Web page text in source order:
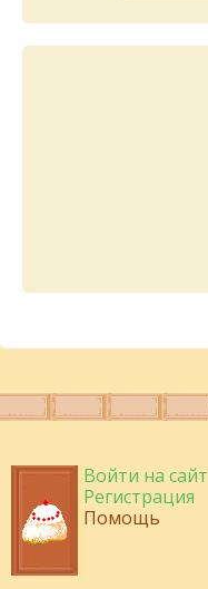
Войти на сайт
Регистрация
Помощь